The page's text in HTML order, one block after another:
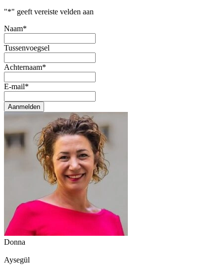
"*" geeft vereiste velden aan
Naam*
Tussenvoegsel
Achternaam*
E-mail*
Aanmelden
Donna
Aysegül